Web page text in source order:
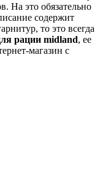
На это обязательно
содержит
то это всегда
рации midland, ее
магазин с